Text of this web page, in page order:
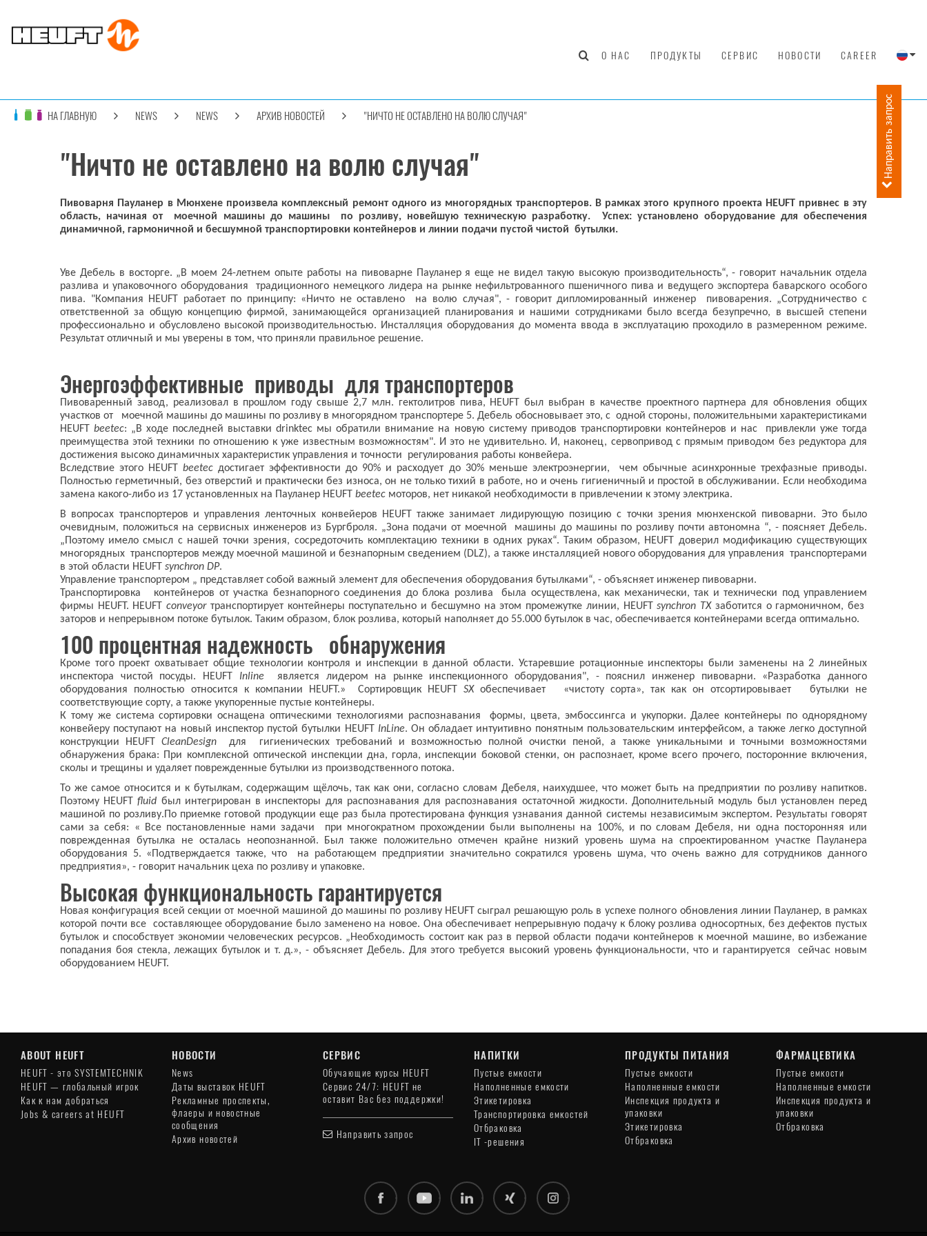
О НАС ПРОДУКТЫ СЕРВИС НОВОСТИ CAREER
НА ГЛАВНУЮ NEWS NEWS АРХИВ НОВОСТЕЙ "НИЧТО НЕ ОСТАВЛЕНО НА ВОЛЮ СЛУЧАЯ" Направить запрос
"Ничто не оставлено на волю случая"
Пивоварня Пауланер в Мюнхене произвела комплексный ремонт одного из многорядных транспортеров. В рамках этого крупного проекта HEUFT привнес в эту
область, начиная от моечной машины до машины по розливу, новейшую техническую разработку. Успех: установлено оборудование для обеспечения
динамичной, гармоничной и бесшумной транспортировки контейнеров и линии подачи пустой чистой бутылки.
Уве Дебель в восторге. „В моем 24-летнем опыте работы на пивоварне Пауланер я еще не видел такую высокую производительность“, - говорит начальник отдела
разлива и упаковочного оборудования традиционного немецкого лидера на рынке нефильтрованного пшеничного пива и ведущего экспортера баварского особого
пива. "Компания HEUFT работает по принципу: «Ничто не оставлено на волю случая", - говорит дипломированный инженер пивоварения. „Сотрудничество с
ответственной за общую концепцию фирмой, занимающейся организацией планирования и нашими сотрудниками было всегда безупречно, в высшей степени
профессионально и обусловлено высокой производительностью. Инсталляция оборудования до момента ввода в эксплуатацию проходило в размеренном режиме.
Результат отличный и мы уверены в том, что приняли правильное решение.
Энергоэффективные приводы для транспортеров
Пивоваренный завод, реализовал в прошлом году свыше 2,7 млн. гектолитров пива, HEUFT был выбран в качестве проектного партнера для обновления общих
участков от моечной машины до машины по розливу в многорядном транспортере 5. Дебель обосновывает это, с одной стороны, положительными характеристиками
HEUFTbeetec: „В ходе последней выставки drinktec мы обратили внимание на новую систему приводов транспортировки контейнеров и нас привлекли уже тогда
преимущества этой техники по отношению к уже известным возможностям". И это не удивительно. И, наконец, сервопривод с прямым приводом без редуктора для
достижения высоко динамичных характеристик управления и точности регулирования работы конвейера.
Вследствие этого HEUFTbeetec достигает эффективности до 90% и расходует до 30% меньше электроэнергии, чем обычные асинхронные трехфазные приводы.
Полностью герметичный, без отверстий и практически без износа, он не только тихий в работе, но и очень гигиеничный и простой в обслуживании. Если необходима
замена какого-либо из 17 установленных на Пауланер HEUFT beetec моторов, нет никакой необходимости в привлечении к этому электрика.
В вопросах транспортеров и управления ленточных конвейеров HEUFT также занимает лидирующую позицию с точки зрения мюнхенской пивоварни. Это было
очевидным, положиться на сервисных инженеров из Бургброля. „Зона подачи от моечной машины до машины по розливу почти автономна “, - поясняет Дебель.
„Поэтому имело смысл с нашей точки зрения, сосредоточить комплектацию техники в одних руках“. Таким образом, HEUFT доверил модификацию существующих
многорядных транспортеров между моечной машиной и безнапорным сведением (DLZ), а также инсталляцией нового оборудования для управления транспортерами
в этой области HEUFT synchron DP.
Управление транспортером „ представляет собой важный элемент для обеспечения оборудования бутылками“, - объясняет инженер пивоварни.
Транспортировка контейнеров от участка безнапорного соединения до блока розлива была осуществлена, как механически, так и технически под управлением
фирмы HEUFT. HEUFTconveyorтранспортирует контейнеры поступательно и бесшумно на этом промежутке линии, HEUFTsynchron TX заботится о гармоничном, без
заторов и непрерывном потоке бутылок. Таким образом, блок розлива, который наполняет до 55.000 бутылок в час, обеспечивается контейнерами всегда оптимально.
100 процентная надежность обнаружения
Кроме того проект охватывает общие технологии контроля и инспекции в данной области. Устаревшие ротационные инспекторы были заменены на 2 линейных
инспектора чистой посуды. HEUFT Inline является лидером на рынке инспекционного оборудования", - пояснил инженер пивоварни. «Разработка данного
оборудования полностью относится к компании HEUFT.» Сортировщик HEUFT SXобеспечивает «чистоту сорта», так как он отсортировывает бутылки не
соответствующие сорту, а также укупоренные пустые контейнеры.
К тому же система сортировки оснащена оптическими технологиями распознавания формы, цвета, эмбоссингса и укупорки. Далее контейнеры по однорядному
конвейеру поступают на новый инспектор пустой бутылки HEUFT InLine. Он обладает интуитивно понятным пользовательским интерфейсом, а также легко доступной
конструкции HEUFTCleanDesign для гигиенических требований и возможностью полной очистки пеной, а также уникальными и точными возможностями
обнаружения брака: При комплексной оптической инспекции дна, горла, инспекции боковой стенки, он распознает, кроме всего прочего, посторонние включения,
сколы и трещины и удаляет поврежденные бутылки из производственного потока.
То же самое относится и к бутылкам, содержащим щёлочь, так как они, согласно словам Дебеля, наихудшее, что может быть на предприятии по розливу напитков.
Поэтому HEUFTfluid был интегрирован в инспекторы для распознавания для распознавания остаточной жидкости. Дополнительный модуль был установлен перед
машиной по розливу.По приемке готовой продукции еще раз была протестирована функция узнавания данной системы независимым экспертом. Результаты говорят
сами за себя: « Все постановленные нами задачи при многократном прохождении были выполнены на 100%, и по словам Дебеля, ни одна посторонняя или
поврежденная бутылка не осталась неопознанной. Был также положительно отмечен крайне низкий уровень шума на спроектированном участке Пауланера
оборудования 5. «Подтверждается также, что на работающем предприятии значительно сократился уровень шума, что очень важно для сотрудников данного
предприятия», - говорит начальник цеха по розливу и упаковке.
Высокая функциональность гарантируется
Новая конфигурация всей секции от моечной машиной до машины по розливу HEUFT сыграл решающую роль в успехе полного обновления линии Пауланер, в рамках
которой почти все составляющее оборудование было заменено на новое. Она обеспечивает непрерывную подачу к блоку розлива односортных, без дефектов пустых
бутылок и способствует экономии человеческих ресурсов. „Необходимость состоит как раз в первой области подачи контейнеров к моечной машине, во избежание
попадания боя стекла, лежащих бутылок и т. д.», - объясняет Дебель. Для этого требуется высокий уровень функциональности, что и гарантируется сейчас новым
оборудованием HEUFT.
ABOUT HEUFT
HEUFT - это SYSTEMTECHNIK
HEUFT — глобальный игрок
Как к нам добраться
Jobs & careers at HEUFT
НОВОСТИ
News
Даты выставок HEUFT
Рекламные проспекты,
флаеры и новостные
сообщения
Архив новостей
СЕРВИС
Обучающие курсы HEUFT
Сервис 24/7: HEUFT не
оставит Вас без поддержки!
Направить запрос
НАПИТКИ
Пустые емкости
Наполненные емкости
Этикетировка
Транспортировка емкостей
Отбраковка
IT -решения
ПРОДУКТЫ ПИТАНИЯ
Пустые емкости
Наполненные емкости
Инспекция продукта и
упаковки
Этикетировка
Отбраковка
ФАРМАЦЕВТИКА
Пустые емкости
Наполненные емкости
Инспекция продукта и
упаковки
Отбраковка